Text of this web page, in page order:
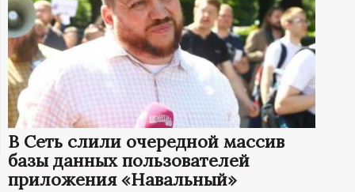
о
р
м
а
ц
В Сеть слили очередной массив
базы данных пользователей
приложения «Навальный»